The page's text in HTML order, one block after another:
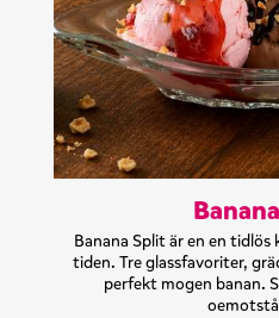
Banana Split är en en tidlös
tiden. Tre glassfavoriter,
perfekt mogen banan.